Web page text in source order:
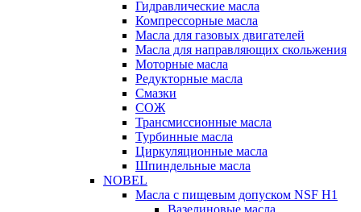
Гидравлические масла
Компрессорные масла
Масла для газовых двигателей
Масла для направляющих скольжения
Моторные масла
Редукторные масла
Смазки
СОЖ
Трансмиссионные масла
Турбинные масла
Циркуляционные масла
Шпиндельные масла
NOBEL
Масла с пищевым допуском NSF H1
Вазелиновые масла